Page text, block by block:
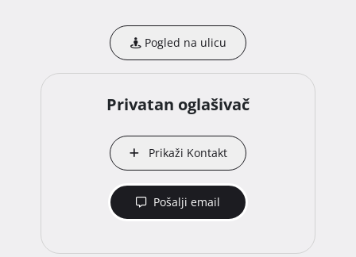
Pogled na ulicu
Privatan oglašivač
Prikaži Kontakt
Pošalji email